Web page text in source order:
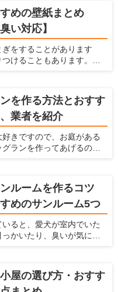
・家具のキズ・汚れを防止
ポジット技術による「ガ
床・壁・家具などの表面を
だけで床の滑りを防ぎ、
ます。 従来品より防滑性
テナンス不要で、長期間効
めの壁紙まとめ
い対応】
をすることがあります
けることもあります。ま
動によって壁に傷がついた
たり、壁に汚れやニオイ
たりします。 壁紙をすぐ
らないことも多いです
臭いが漂うという状態に
これらの悩みを解消する
紹介するとともに、壁紙を
ついて解説します。
を作る方法とおすす
業者を紹介
きですので、お庭がある
ランを作ってあげるのが
メリットや作り方、どんな
ればいいかまで解説しま
最適な住宅を推進する「愛
そ知っている、ドッグラ
いるのでぜひ参考にして
ルームを作るコツ
めのサンルーム5つ
ると、愛犬が室内でいた
かいたり、臭いが気に
ルームをペットスペースに
。愛犬がふだん生活する
屋の選び方・おすす